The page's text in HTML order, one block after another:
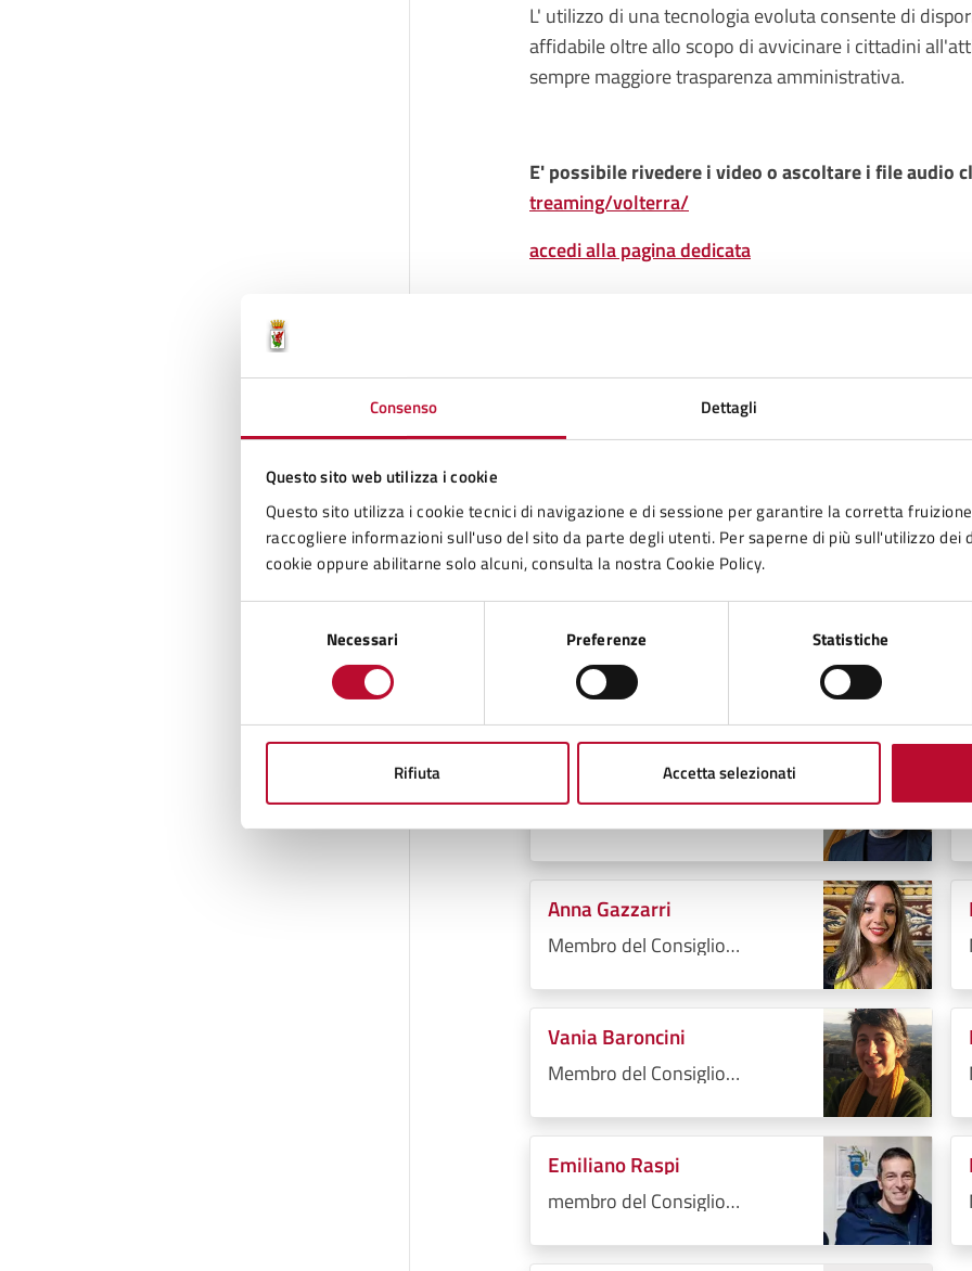
Consenso Dettagli
Questo sito web utilizza i cookie
Questo sito utilizza i cookie tecnici di navigazione e di sessione per garantire la corretta
raccogliere informazioni sull'uso del sito da parte degli utenti. Per saperne di più sull'utilizzo dei
cookie oppure abilitarne solo alcuni, consulta la nostra Cookie Policy.
Necessari Preferenze Statistiche
Rifiuta Accetta selezionati
L' utilizzo di una tecnologia evoluta consente di
affidabile oltre allo scopo di avvicinare i cittadini
sempre maggiore trasparenza amministrativa.
E' possibile rivedere i video o ascoltare i file audio
treaming/volterra/
accedi alla pagina dedicata
Persone
Giacomo Santi
Sindaco Comune di Volterra
Lorenzo Lazzerini
Membro del Consiglio
Comunale
Guido Verdianelli
Comunale
Anna Gazzarri
Membro del Consiglio
Vania Baroncini
Membro del Consiglio
Emiliano Raspi
membro del Consiglio